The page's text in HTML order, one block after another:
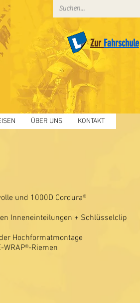
Zur Fahrschule
ÜBER UNS KONTAKT
und 1000D Cordura®
Inneneinteilungen + Schlüsselclip
Hochformatmontage
WRAP®-Riemen